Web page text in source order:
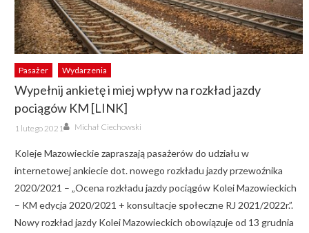
Pasażer Wydarzenia
Wypełnij ankietę i miej wpływ na rozkład jazdy
pociągów KM [LINK]
Posted
on
1 lutego 2021 Author
Michał Ciechowski
Koleje Mazowieckie zapraszają pasażerów do udziału w
internetowej ankiecie dot. nowego rozkładu jazdy przewoźnika
2020/2021 – „Ocena rozkładu jazdy pociągów Kolei Mazowieckich
– KM edycja 2020/2021 + konsultacje społeczne RJ 2021/2022r.”.
Nowy rozkład jazdy Kolei Mazowieckich obowiązuje od 13 grudnia